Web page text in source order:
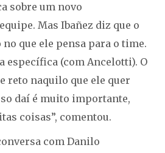
sobre um novo
Mas Ibañez diz que o
que ele pensa para o time.
específica (com Ancelotti). O
reto naquilo que ele quer
daí é muito importante,
coisas”, comentou.
com Danilo